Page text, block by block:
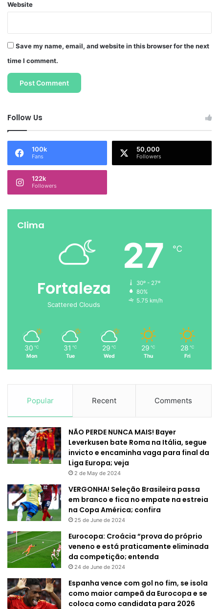
Website
Save my name, email, and website in this browser for the next
time I comment.
Follow Us
100k
Fans
50,000
Followers
122k
Followers
Clima
Fortaleza
Scattered Clouds
27 ℃
30º - 27º
80%
5.75 km/h
30 ℃
Mon
31 ℃
Tue
29 ℃
Wed
29 ℃
Thu
28 ℃
Fri
Popular Recent Comments
NÃO PERDE NUNCA MAIS! Bayer
Leverkusen bate Roma na Itália, segue
invicto e encaminha vaga para final da
Liga Europa; veja
2 de May de 2024
VERGONHA! Seleção Brasileira passa
em branco e fica no empate na estreia
na Copa América; confira
25 de June de 2024
Eurocopa: Croácia “prova do próprio
veneno e está praticamente eliminada
da competição; entenda
24 de June de 2024
Espanha vence com gol no fim, se isola
como maior campeã da Eurocopa e se
coloca como candidata para 2026